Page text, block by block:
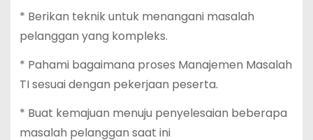
* Berikan teknik untuk menangani masalah
pelanggan yang kompleks.
* Pahami bagaimana proses Manajemen Masalah
TI sesuai dengan pekerjaan peserta.
* Buat kemajuan menuju penyelesaian beberapa
masalah pelanggan saat ini